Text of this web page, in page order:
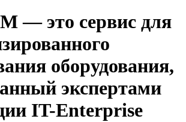
— это сервис для
оборудования,
экспертами
IT-Enterprise